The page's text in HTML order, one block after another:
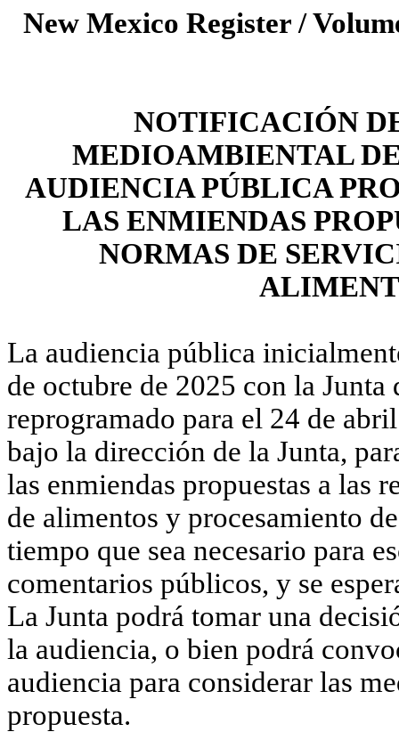
New Mexico Register /
NOTIFICACIÓN
MEDIOAMBIENTAL
AUDIENCIA PÚBLICA
LAS ENMIENDAS
NORMAS DE
La audiencia pública
de octubre de 2025 con la
reprogramado para el 24 de
bajo la dirección de la Junta,
las enmiendas propuestas a las
de alimentos y procesamiento
tiempo que sea necesario para
comentarios públicos, y se
La Junta podrá tomar una
la audiencia, o bien podrá
audiencia para considerar las
propuesta.